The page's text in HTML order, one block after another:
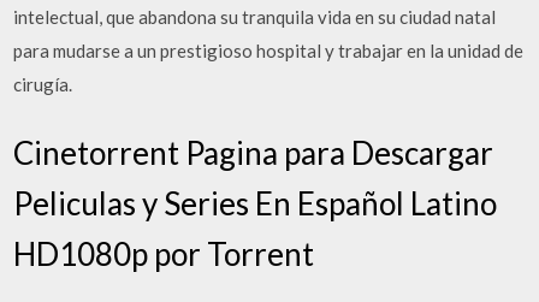
intelectual, que abandona su tranquila vida en su ciudad natal
para mudarse a un prestigioso hospital y trabajar en la unidad de
cirugía.
Cinetorrent Pagina para Descargar
Peliculas y Series En Español Latino
HD1080p por Torrent